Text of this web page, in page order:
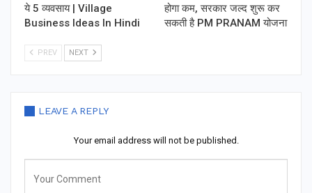
ये 5 व्यवसाय | Village
Business Ideas In Hindi
होगा कम, सरकार जल्द शुरू कर
सकती है PM PRANAM योजना
PREV NEXT
LEAVE A REPLY
Your email address will not be published.